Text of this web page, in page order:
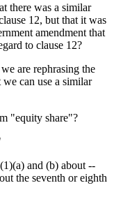
there was a similar
12, but that it was
amendment that
to clause 12?
are rephrasing the
we can use a similar
"equity share"?
and (b) about --
the seventh or eighth